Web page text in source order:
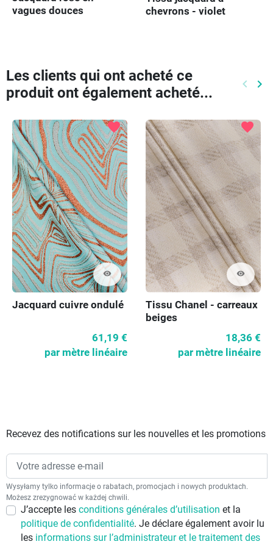
vagues douces
chevrons - violet
Les clients qui ont acheté ce
produit ont également acheté...
keyboard_arrow_left keyboard_arrow_right
visibility
favorite
Jacquard cuivre ondulé
61,19 €
par mètre linéaire
visibility
favorite
Tissu Chanel - carreaux
beiges
18,36 €
par mètre linéaire
Recevez des notifications sur les nouvelles et les promotions
Wysyłamy tylko informacje o rabatach, promocjach i nowych produktach.
Możesz zrezygnować w każdej chwili.
J’accepte les conditions générales d’utilisation et la
politique de confidentialité. Je déclare également avoir lu
les informations sur l’administrateur et le traitement des